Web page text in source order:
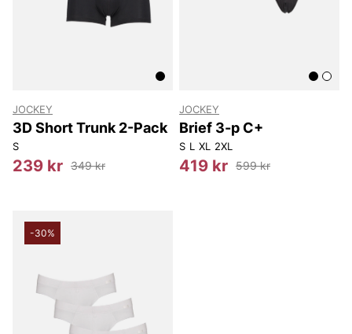
JOCKEY
3D Short Trunk 2-Pack
S
239 kr 349 kr
JOCKEY
Brief 3-p C+
S L XL 2XL
419 kr 599 kr
-30%